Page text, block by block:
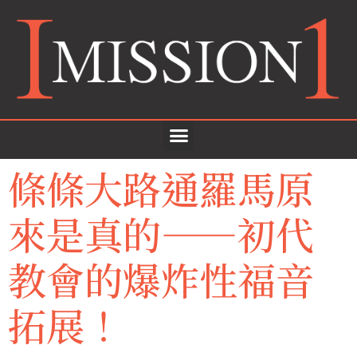
條條大路通羅馬原
來是真的——初代
教會的爆炸性福音
拓展！